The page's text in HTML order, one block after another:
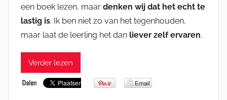
een boek lezen, maar denken wij dat het echt te
lastig is. Ik ben niet zo van het tegenhouden,
maar laat de leerling het dan liever zelf ervaren.
Verder lezen